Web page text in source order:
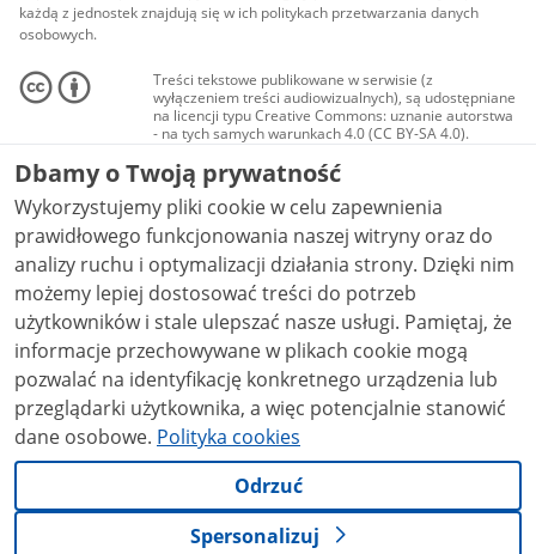
każdą z jednostek znajdują się w ich politykach przetwarzania danych
osobowych.
Treści tekstowe publikowane w serwisie (z
wyłączeniem treści audiowizualnych), są udostępniane
na licencji typu Creative Commons: uznanie autorstwa
- na tych samych warunkach 4.0 (CC BY-SA 4.0).
Materiały audiowizualne, w tym zdjęcia, materiały
audio i wideo, są udostępniane na licencji typu
Creative Commons: uznanie autorstwa użycie
niekomercyjne - bez utworów zależnych 4.0 (CC BY-
NC-ND 4.0), o ile nie jest to stwierdzone inaczej.
Dbamy o Twoją prywatność
Wykorzystujemy pliki cookie w celu zapewnienia
prawidłowego funkcjonowania naszej witryny oraz do
analizy ruchu i optymalizacji działania strony. Dzięki nim
możemy lepiej dostosować treści do potrzeb
użytkowników i stale ulepszać nasze usługi. Pamiętaj, że
informacje przechowywane w plikach cookie mogą
pozwalać na identyfikację konkretnego urządzenia lub
przeglądarki użytkownika, a więc potencjalnie stanowić
dane osobowe. Polityka cookies
Odrzuć
Spersonalizuj